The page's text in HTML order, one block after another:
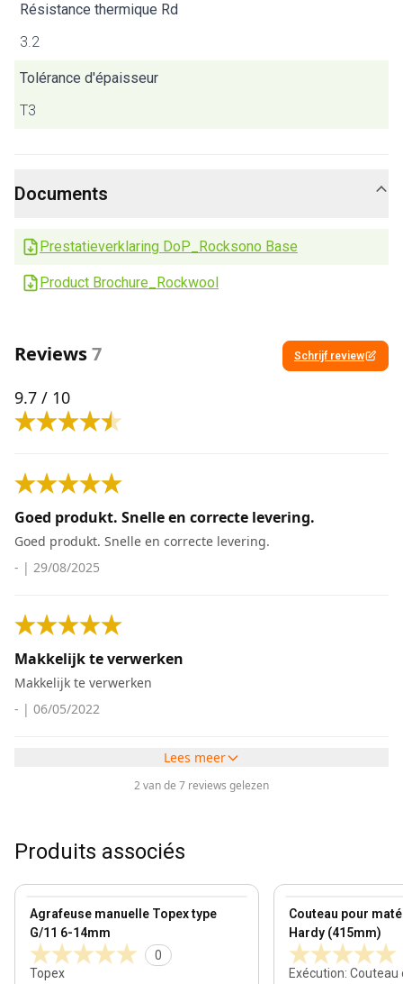
Résistance thermique Rd
3.2
Tolérance d'épaisseur
T3
Documents
Prestatieverklaring DoP_Rocksono Base
Product Brochure_Rockwool
Reviews7 Schrijf review
9.7 / 10
Goed produkt. Snelle en correcte levering.
Goed produkt. Snelle en correcte levering.
- | 29/08/2025
Makkelijk te verwerken
Makkelijk te verwerken
- | 06/05/2022
Lees meer
2 van de 7 reviews gelezen
Produits associés
Agrafeuse manuelle Topex type
G/11 6-14mm
0
Topex
View product
Couteau pour
Hardy (415mm)
Exécution: Couteau
View product